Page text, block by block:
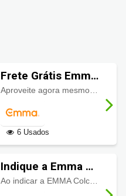
Frete Grátis Emma
Colchões
Aproveite agora mesmo os
6 Usados
Indique a Emma a
um amigo e ganhe